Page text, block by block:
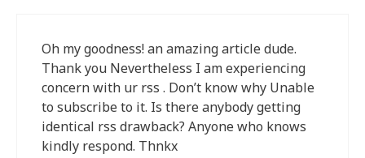
Oh my goodness! an amazing article dude.
Thank you Nevertheless I am experiencing
concern with ur rss . Don’t know why Unable
to subscribe to it. Is there anybody getting
identical rss drawback? Anyone who knows
kindly respond. Thnkx